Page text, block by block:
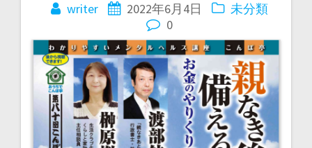
writer 2022年6月4日
未分類
0
ゲ
ー
シ
ョ